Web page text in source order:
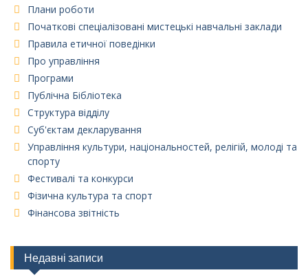
Плани роботи
Початкові спеціалізовані мистецькі навчальні заклади
Правила етичної поведінки
Про управління
Програми
Публічна Бібліотека
Структура відділу
Суб'єктам декларування
Управління культури, національностей, релігій, молоді та
спорту
Фестивалі та конкурси
Фізична культура та спорт
Фінансова звітність
Недавні записи